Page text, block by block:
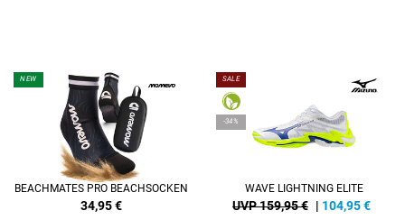
NEW
BEACHMATES PRO BEACHSOCKEN
34,95€
SALE
-34%
WAVE LIGHTNING ELITE
UVP 159,95 € | 104,95€